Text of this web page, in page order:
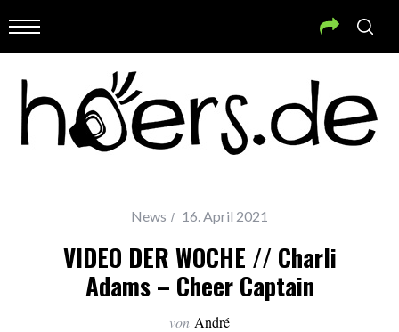
News 16. April 2021
VIDEO DER WOCHE // Charli
Adams – Cheer Captain
von André